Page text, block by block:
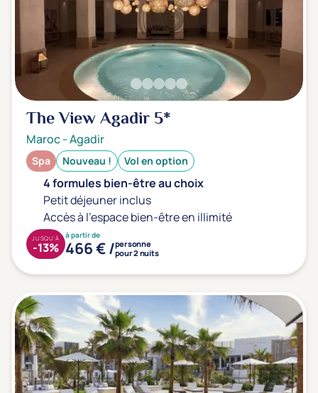
Montagne
Campagne
(0)
Type de séjour
Thalasso Thermal Spa
Thématiques bien-être
Accès à l'espace bien-être
(0)
Beauté & anti-âge
(0)
Silhouette, Minceur
(0)
Gestion du stress / sommeil
(0)
Spécial dos
(0)
The View Agadir5*
Maroc-Agadir
Spa Nouveau ! Vol en option
4 formules bien-être au choix
Petit déjeuner inclus
Accès à l'espace bien-être en illimité
à partir de
466 € /personne
pour 2 nuits
JUSQU'À
-13%